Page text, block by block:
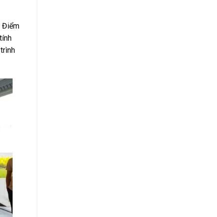
Điểm